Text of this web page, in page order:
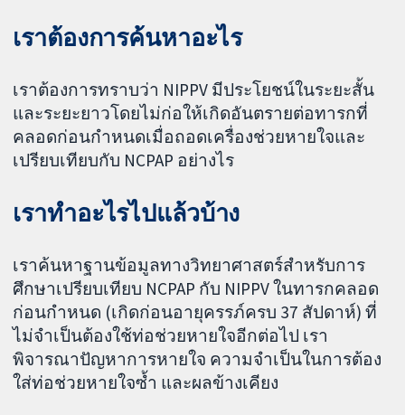
เราต้องการค้นหาอะไร
เราต้องการทราบว่า NIPPV มีประโยชน์ในระยะสั้น
และระยะยาวโดยไม่ก่อให้เกิดอันตรายต่อทารกที่
คลอดก่อนกำหนดเมื่อถอดเครื่องช่วยหายใจและ
เปรียบเทียบกับ NCPAP อย่างไร
เราทำอะไรไปแล้วบ้าง
เราค้นหาฐานข้อมูลทางวิทยาศาสตร์สำหรับการ
ศึกษาเปรียบเทียบ NCPAP กับ NIPPV ในทารกคลอด
ก่อนกำหนด (เกิดก่อนอายุครรภ์ครบ 37 สัปดาห์) ที่
ไม่จำเป็นต้องใช้ท่อช่วยหายใจอีกต่อไป เรา
พิจารณาปัญหาการหายใจ ความจำเป็นในการต้อง
ใส่ท่อช่วยหายใจซ้ำ และผลข้างเคียง